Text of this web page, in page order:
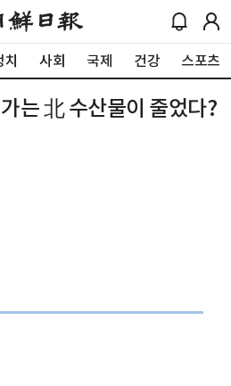
치 사회 국제 건강 스포츠
는 北 수산물이 줄었다?